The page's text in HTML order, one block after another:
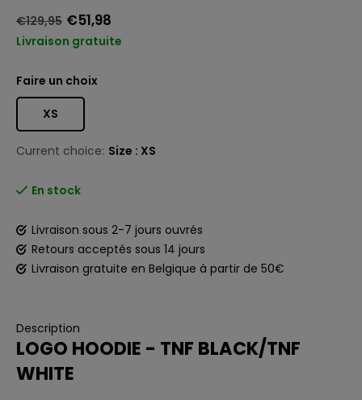
€129,95 €51,98
Livraison gratuite
Faire un choix
XS
Current choice: Size : XS
En stock
Livraison sous 2-7 jours ouvrés
Retours acceptés sous 14 jours
Livraison gratuite en Belgique à partir de 50€
Description
LOGO HOODIE - TNF BLACK/TNF
WHITE